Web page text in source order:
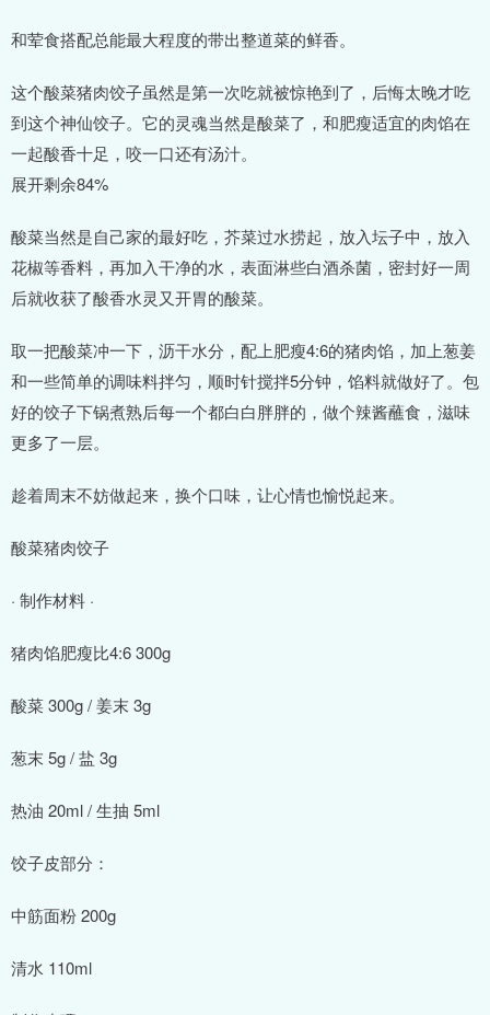
和荤食搭配总能最大程度的带出整道菜的鲜香。
这个酸菜猪肉饺子虽然是第一次吃就被惊艳到了，后悔太晚才吃
到这个神仙饺子。它的灵魂当然是酸菜了，和肥瘦适宜的肉馅在
一起酸香十足，咬一口还有汤汁。
展开剩余84%
酸菜当然是自己家的最好吃，芥菜过水捞起，放入坛子中，放入
花椒等香料，再加入干净的水，表面淋些白酒杀菌，密封好一周
后就收获了酸香水灵又开胃的酸菜。
取一把酸菜冲一下，沥干水分，配上肥瘦4:6的猪肉馅，加上葱姜
和一些简单的调味料拌匀，顺时针搅拌5分钟，馅料就做好了。包
好的饺子下锅煮熟后每一个都白白胖胖的，做个辣酱蘸食，滋味
更多了一层。
趁着周末不妨做起来，换个口味，让心情也愉悦起来。
酸菜猪肉饺子
· 制作材料 ·
猪肉馅肥瘦比4:6 300g
酸菜 300g / 姜末 3g
葱末 5g / 盐 3g
热油 20ml / 生抽 5ml
饺子皮部分：
中筋面粉 200g
清水 110ml